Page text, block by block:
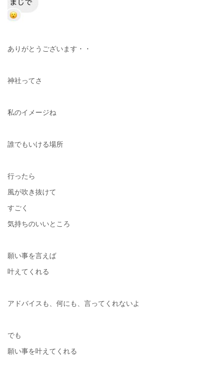
ありがとうございます・・
神社ってさ
私のイメージね
誰でもいける場所
行ったら
風が吹き抜けて
すごく
気持ちのいいところ
願い事を言えば
叶えてくれる
アドバイスも、何にも、言ってくれないよ
でも
願い事を叶えてくれる